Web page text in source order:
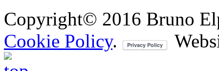
Copyright© 2016 Bruno
Cookie Policy.